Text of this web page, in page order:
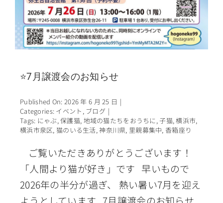
⭐7月譲渡会のお知らせ
Published On: 2026 年 6 月 25 日 |
Categories: イベント , ブログ |
Tags: にゃぶ,保護猫, 地域の猫たちをおうちに ,子猫,横浜市,
横浜市泉区, 猫のいる生活,神奈川県, 里親募集中,香箱座り
ご覧いただきありがとうございます！
「人間より猫が好き」です 早いもので
2026年の半分が過ぎ、 熱い暑い7月を迎え
ようとしています 7月譲渡会のお知らせ